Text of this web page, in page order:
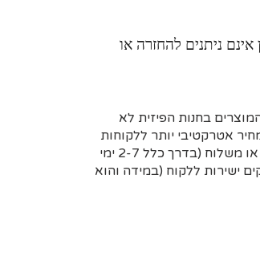
ניתנים להחזרה או
בחנות הפיזית לא
אטרקטיבי יותר ללקוחות
שמזמינים מראש דרך האתר וקובעים איסוף עצמי או משלוח (בדרך כלל 2-7 ימי
ישירות ללקוח (במידה והוא